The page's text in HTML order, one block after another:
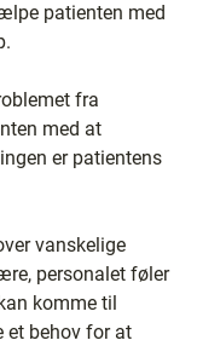
patienten med
fra
med at
er patientens
vanskelige
personalet føler
komme til
et behov for at